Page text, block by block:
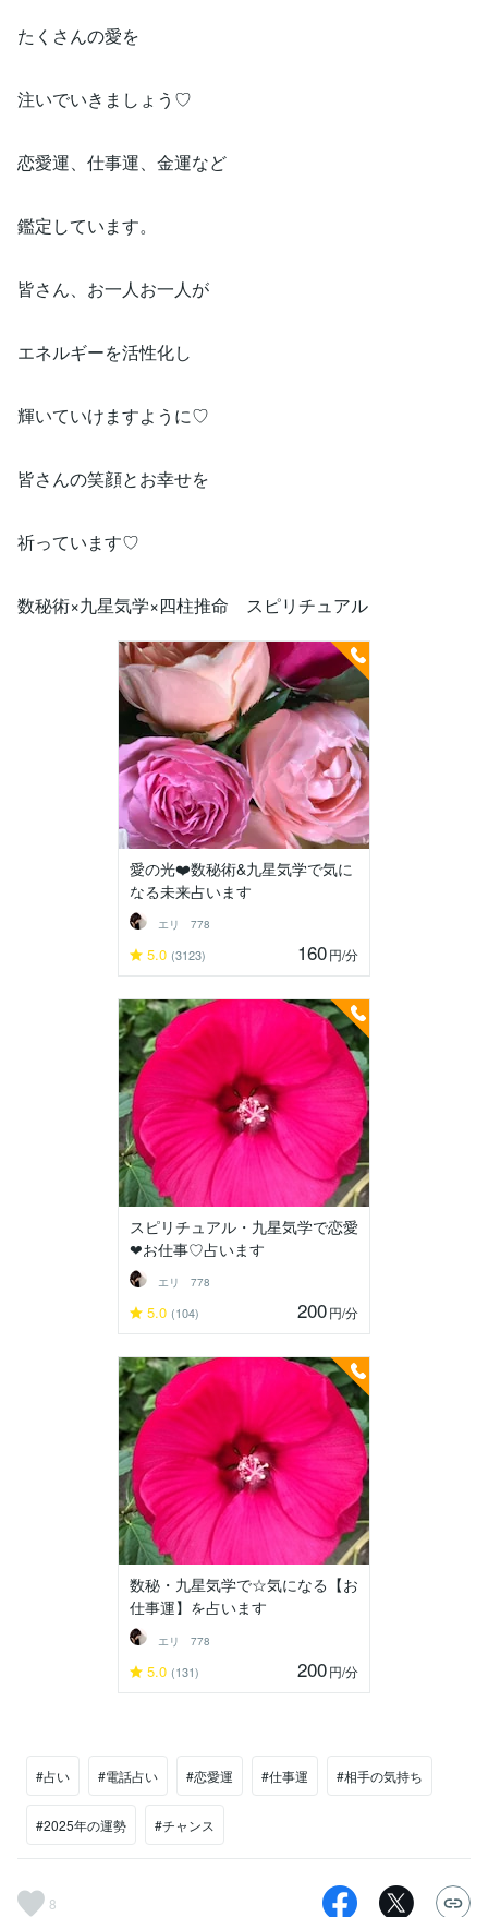
たくさんの愛を
注いでいきましょう♡
恋愛運、仕事運、金運など
鑑定しています。
皆さん、お一人お一人が
エネルギーを活性化し
輝いていけますように♡
皆さんの笑顔とお幸せを
祈っています♡
数秘術×九星気学×四柱推命 スピリチュアル
愛の光❤️数秘術&九星気学で気に
なる未来占います
エリ 778
5.0 (3123) 160円/分
スピリチュアル・九星気学で恋愛
❤お仕事♡占います
エリ 778
5.0 (104) 200円/分
数秘・九星気学で☆気になる【お
仕事運】を占います
エリ 778
5.0 (131) 200円/分
#占い #電話占い #恋愛運 #仕事運 #相手の気持ち
#2025年の運勢 #チャンス
8